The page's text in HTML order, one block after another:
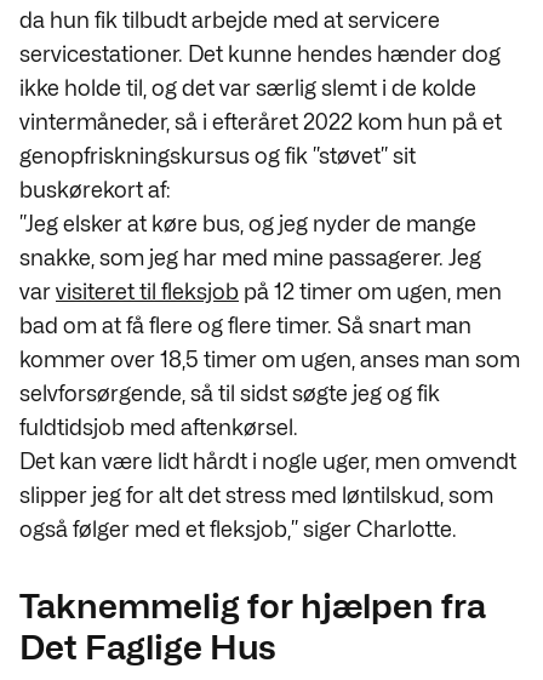
da hun fik tilbudt arbejde med at servicere
servicestationer. Det kunne hendes hænder dog
ikke holde til, og det var særlig slemt i de kolde
vintermåneder, så i efteråret 2022 kom hun på et
genopfriskningskursus og fik ”støvet” sit
buskørekort af:
”Jeg elsker at køre bus, og jeg nyder de mange
snakke, som jeg har med mine passagerer. Jeg
varvisiteret til fleksjob på 12 timer om ugen, men
bad om at få flere og flere timer. Så snart man
kommer over 18,5 timer om ugen, anses man som
selvforsørgende, så til sidst søgte jeg og fik
fuldtidsjob med aftenkørsel.
Det kan være lidt hårdt i nogle uger, men omvendt
slipper jeg for alt det stress med løntilskud, som
også følger med et fleksjob,” siger Charlotte.
Taknemmelig for hjælpen fra
Det Faglige Hus